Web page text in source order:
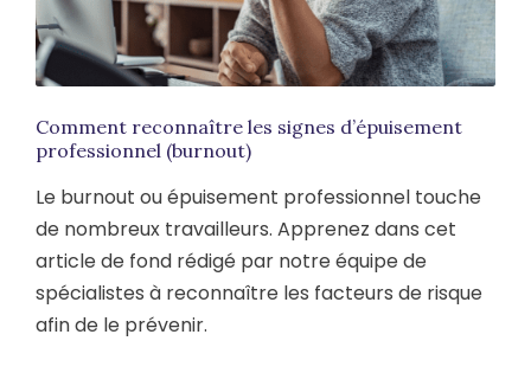
Comment reconnaître les signes d’épuisement
professionnel (burnout)
Le burnout ou épuisement professionnel touche
de nombreux travailleurs. Apprenez dans cet
article de fond rédigé par notre équipe de
spécialistes à reconnaître les facteurs de risque
afin de le prévenir.